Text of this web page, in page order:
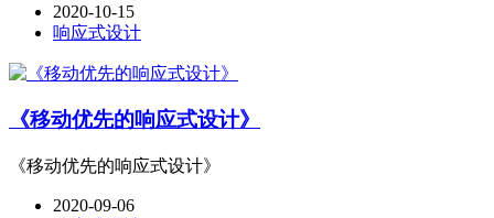
2020-10-15
响应式设计
《移动优先的响应式设计》
《移动优先的响应式设计》
2020-09-06